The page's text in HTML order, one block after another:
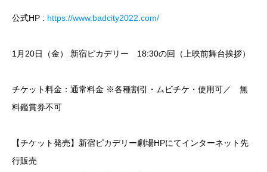
公式HP : https://www.badcity2022.com/
1月20日（金） 新宿ピカデリー 18:30の回（上映前舞台挨拶）
チケット料金：通常料金 ※各種割引・ムビチケ・使用可／ 無
料鑑賞券不可
【チケット発売】新宿ピカデリー劇場HPにてインターネット先
行販売